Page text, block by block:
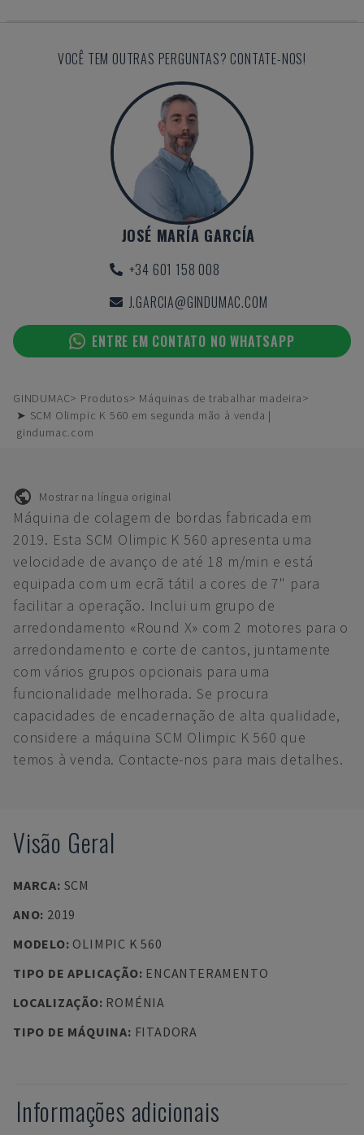
VOCÊ TEM OUTRAS PERGUNTAS? CONTATE-NOS!
JOSÉ MARÍA GARCÍA
+34 601 158 008
J.GARCIA@GINDUMAC.COM
ENTRE EM CONTATO NO WHATSAPP
GINDUMAC Produtos
Máquinas de trabalhar madeira
➤ SCM Olimpic K 560 em segunda mão à venda |
gindumac.com
Mostrar na língua original
Máquina de colagem de bordas fabricada em
2019. Esta SCM Olimpic K 560 apresenta uma
velocidade de avanço de até 18 m/min e está
equipada com um ecrã tátil a cores de 7" para
facilitar a operação. Inclui um grupo de
arredondamento «Round X» com 2 motores para o
arredondamento e corte de cantos, juntamente
com vários grupos opcionais para uma
funcionalidade melhorada. Se procura
capacidades de encadernação de alta qualidade,
considere a máquina SCM Olimpic K 560 que
temos à venda. Contacte-nos para mais detalhes.
Visão Geral
MARCA: SCM
ANO: 2019
MODELO: OLIMPIC K 560
TIPO DE APLICAÇÃO: ENCANTERAMENTO
LOCALIZAÇÃO: ROMÉNIA
TIPO DE MÁQUINA: FITADORA
Informações adicionais